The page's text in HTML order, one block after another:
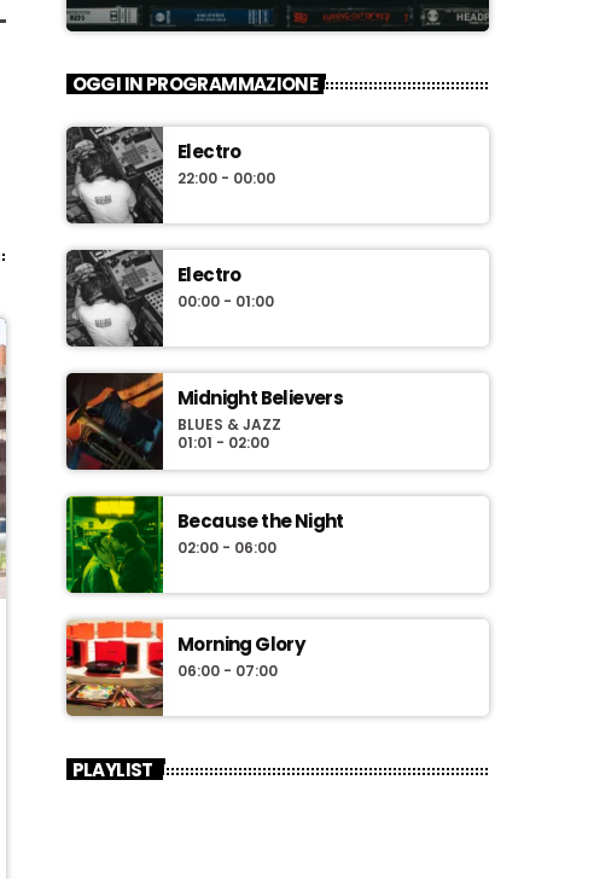
OGGI IN PROGRAMMAZIONE
Electro
22:00 - 00:00
Electro
00:00 - 01:00
Midnight Believers
BLUES & JAZZ
01:01 - 02:00
Because the Night
02:00 - 06:00
Morning Glory
06:00 - 07:00
PLAYLIST